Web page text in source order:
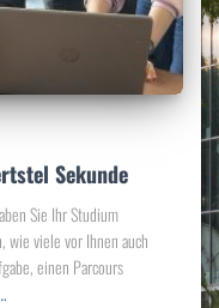
Sekunde
Sie Ihr Studium
wie viele vor Ihnen auch
einen Parcours